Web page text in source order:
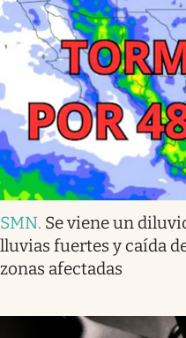
SMN. Se viene un
lluvias fuertes y caída
zonas afectadas